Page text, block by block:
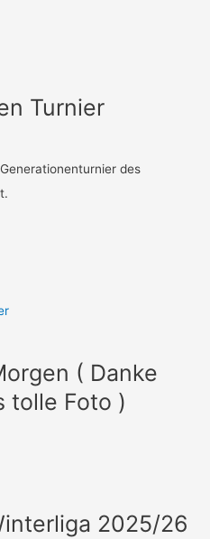
Turnier
des
( Danke
tolle Foto )
2025/26